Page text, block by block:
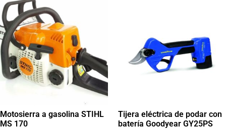
Motosierra a gasolina STIHL
MS 170
Tijera eléctrica de podar con
batería Goodyear GY25PS